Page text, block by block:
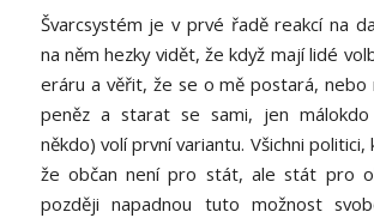
Švarcsystém je v prvé řadě reakcí na
na něm hezky vidět, že když mají lidé
eráru a věřit, že se o mě postará, nebo
peněz a starat se sami, jen
někdo) volí první variantu. Všichni
že občan není pro stát, ale stát pro
později napadnou tuto možnost